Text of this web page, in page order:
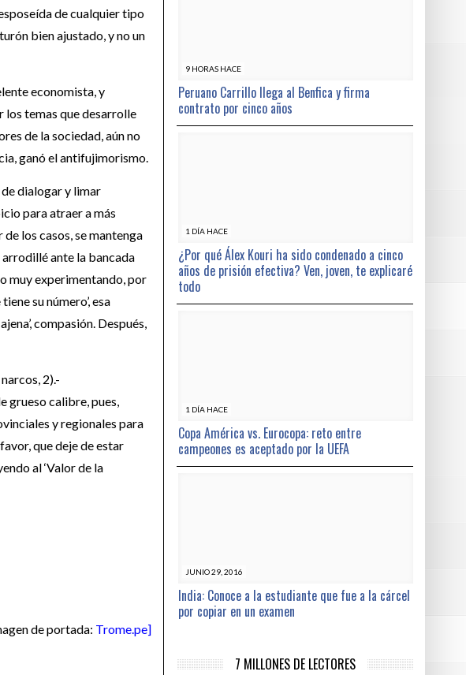
de cualquier tipo
bien ajustado, y no un
economista, y
los temas que desarrolle
de la sociedad, aún no
ganó el antifujimorismo.
de dialogar y limar
para atraer a más
los casos, se mantenga
ante la bancada
muy experimentando, por
su número’, esa
compasión. Después,
2).-
grueso calibre, pues,
y regionales para
que deje de estar
al ‘Valor de la
de portada: Trome.pe]
9 HORAS HACE
Peruano Carrillo llega al Benfica y firma
contrato por cinco años
1 DÍA HACE
¿Por qué Álex Kouri ha sido condenado a cinco
años de prisión efectiva? Ven, joven, te explicaré
todo
1 DÍA HACE
Copa América vs. Eurocopa: reto entre
campeones es aceptado por la UEFA
JUNIO 29, 2016
India: Conoce a la estudiante que fue a la cárcel
por copiar en un examen
7 MILLONES DE LECTORES